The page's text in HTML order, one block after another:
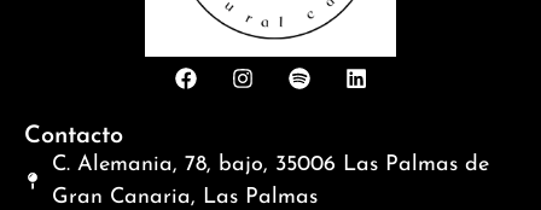
Contacto
C. Alemania, 78, bajo, 35006 Las Palmas de
Gran Canaria, Las Palmas